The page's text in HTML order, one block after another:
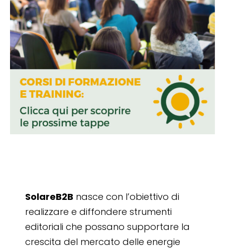
SolareB2B nasce con l’obiettivo di
realizzare e diffondere strumenti
editoriali che possano supportare la
crescita del mercato delle energie